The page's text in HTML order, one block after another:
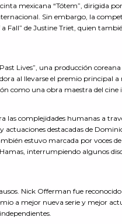
mexicana “Tótem”, dirigida
Sin embargo, la
Fall” de Justine Triet, quien
Lives”, una producción coreana
al llevarse el premio principal a
como una obra maestra del cine
las complejidades humanas a
destacadas de Dominic
estuvo marcada por voces
interrumpiendo algunos
Nick Offerman fue
a mejor nueva serie y mejor